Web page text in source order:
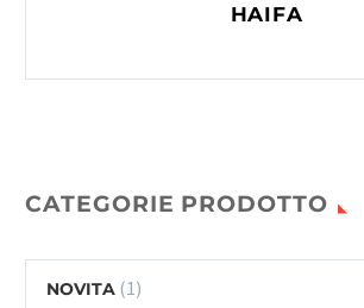
HAIFA
CATEGORIE PRODOTTO
NOVITA (1)